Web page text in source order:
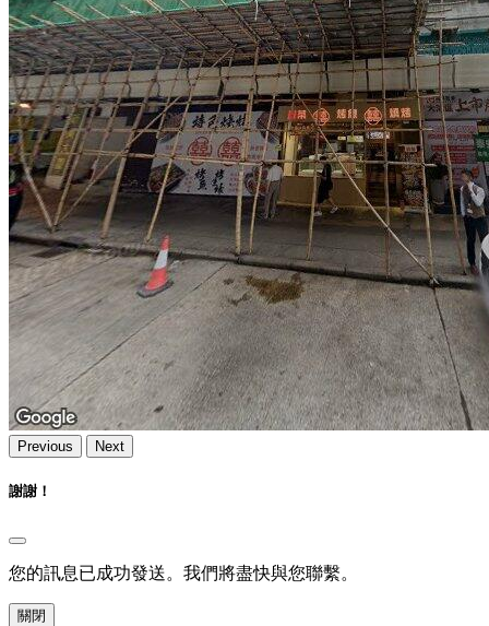
Previous Next
謝謝！
您的訊息已成功發送。我們將盡快與您聯繫。
關閉